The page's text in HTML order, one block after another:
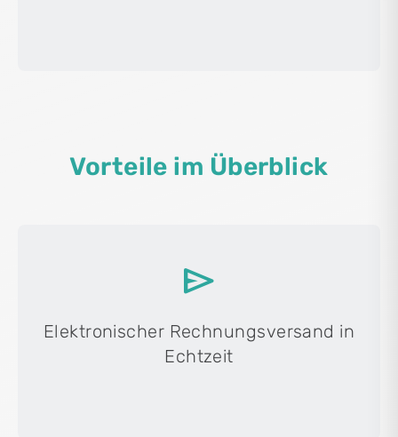
Vorteile im Überblick
send
Elektronischer Rechnungsversand in
Echtzeit